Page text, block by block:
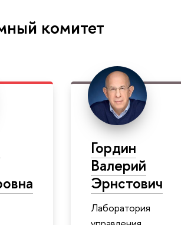
комитет
Гордин
Валерий
Эрнстович
Лаборатория